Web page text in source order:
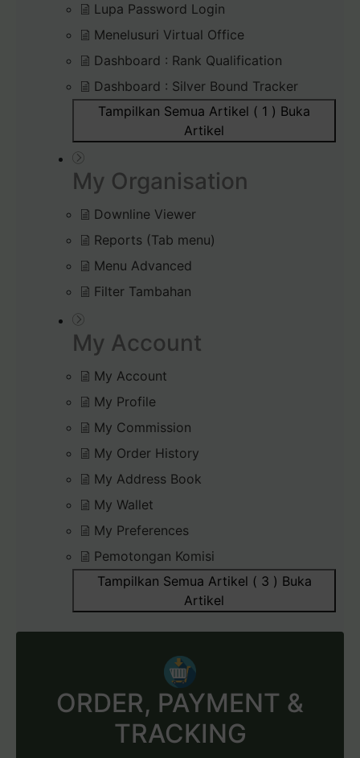
Lupa Password Login
Menelusuri Virtual Office
Dashboard : Rank Qualification
Dashboard : Silver Bound Tracker
Tampilkan Semua Artikel ( 1 ) Buka
Artikel
My Organisation
Downline Viewer
Reports (Tab menu)
Menu Advanced
Filter Tambahan
My Account
My Account
My Profile
My Commission
My Order History
My Address Book
My Wallet
My Preferences
Pemotongan Komisi
Tampilkan Semua Artikel ( 3 ) Buka
Artikel
ORDER, PAYMENT &
TRACKING